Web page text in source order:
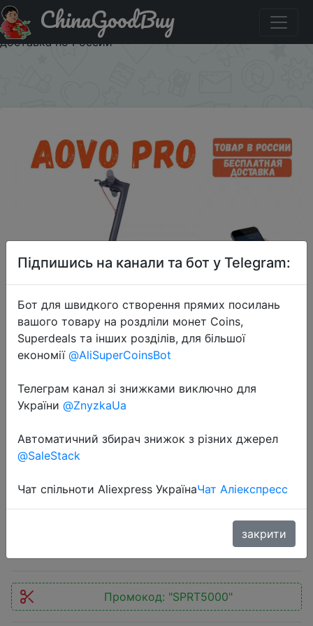
Купити по знижці SPRT5000 Электросамокат Aovo Pro
с аквазащитой Аналог Xiaomi MiJia M365 Бесплатная
доставка по России
ChinaGoodBuy
2020-10-19
Электросамокат Aovo Pro с
аквазащитой Аналог Xiaomi MiJia
России
Промокод: "SPRT5000"
Підпишись на канали та бот у Telegram:
Бот для швидкого створення прямих посилань
вашого товару на роздліли монет Coins,
Superdeals та інших розділів, для більшої
економії @AliSuperCoinsBot
Телеграм канал зі знижками виключно для
України @ZnyzkaUa
Автоматичний збирач знижок з різних джерел
@SaleStack
Чат спільноти Aliexpress УкраїнаЧат Аліекспресс
закрити